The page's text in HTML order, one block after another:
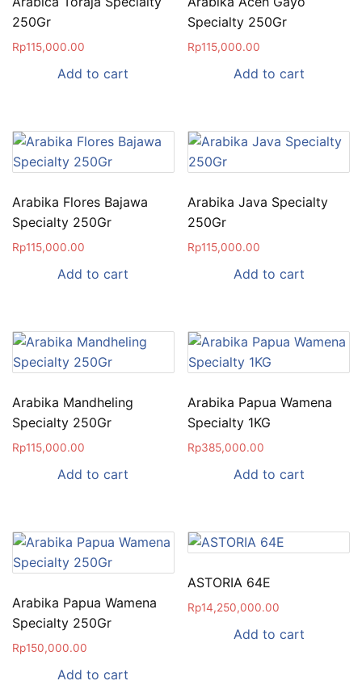
250Gr
Rp115,000.00
Add to cart
Specialty 250Gr
Rp115,000.00
Add to cart
Arabika Flores Bajawa
Specialty 250Gr
Rp115,000.00
Add to cart
Arabika Java Specialty
250Gr
Rp115,000.00
Add to cart
Arabika Mandheling
Specialty 250Gr
Rp115,000.00
Add to cart
Arabika Papua Wamena
Specialty 1KG
Rp385,000.00
Add to cart
Arabika Papua Wamena
Specialty 250Gr
Rp150,000.00
Add to cart
ASTORIA 64E
Rp14,250,000.00
Add to cart